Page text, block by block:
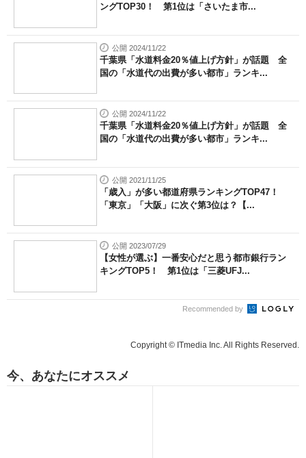
ングTOP30！ 第1位は「さいたま市...
公開 2024/11/22
千葉県「水道料金20％値上げ方針」が話題 全
国の「水道代の出費が多い都市」ランキ...
公開 2024/11/22
千葉県「水道料金20％値上げ方針」が話題 全
国の「水道代の出費が多い都市」ランキ...
公開 2021/11/25
「歳入」が多い都道府県ランキングTOP47！
「東京」「大阪」に次ぐ第3位は？【...
公開 2023/07/29
【女性が選ぶ】一番安心だと思う都市銀行ラン
キングTOP5！ 第1位は「三菱UFJ...
Recommended by
Copyright © ITmedia Inc. All Rights Reserved.
今、あなたにオススメ